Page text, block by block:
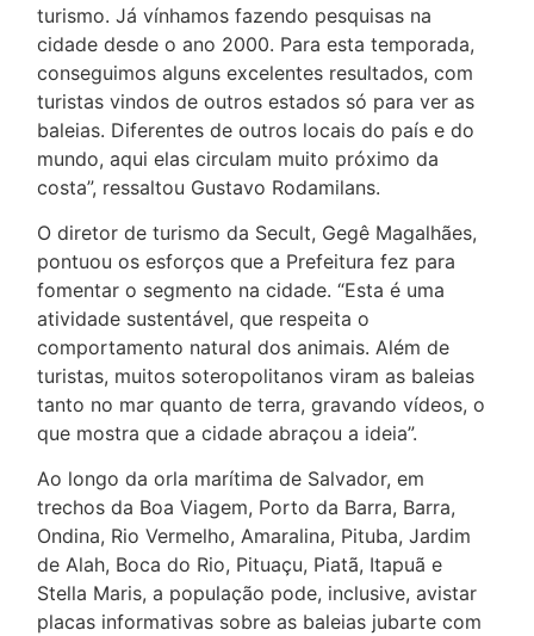
turismo. Já vínhamos fazendo pesquisas na
cidade desde o ano 2000. Para esta temporada,
conseguimos alguns excelentes resultados, com
turistas vindos de outros estados só para ver as
baleias. Diferentes de outros locais do país e do
mundo, aqui elas circulam muito próximo da
costa”, ressaltou Gustavo Rodamilans.
O diretor de turismo da Secult, Gegê Magalhães,
pontuou os esforços que a Prefeitura fez para
fomentar o segmento na cidade. “Esta é uma
atividade sustentável, que respeita o
comportamento natural dos animais. Além de
turistas, muitos soteropolitanos viram as baleias
tanto no mar quanto de terra, gravando vídeos, o
que mostra que a cidade abraçou a ideia”.
Ao longo da orla marítima de Salvador, em
trechos da Boa Viagem, Porto da Barra, Barra,
Ondina, Rio Vermelho, Amaralina, Pituba, Jardim
de Alah, Boca do Rio, Pituaçu, Piatã, Itapuã e
Stella Maris, a população pode, inclusive, avistar
placas informativas sobre as baleias jubarte com